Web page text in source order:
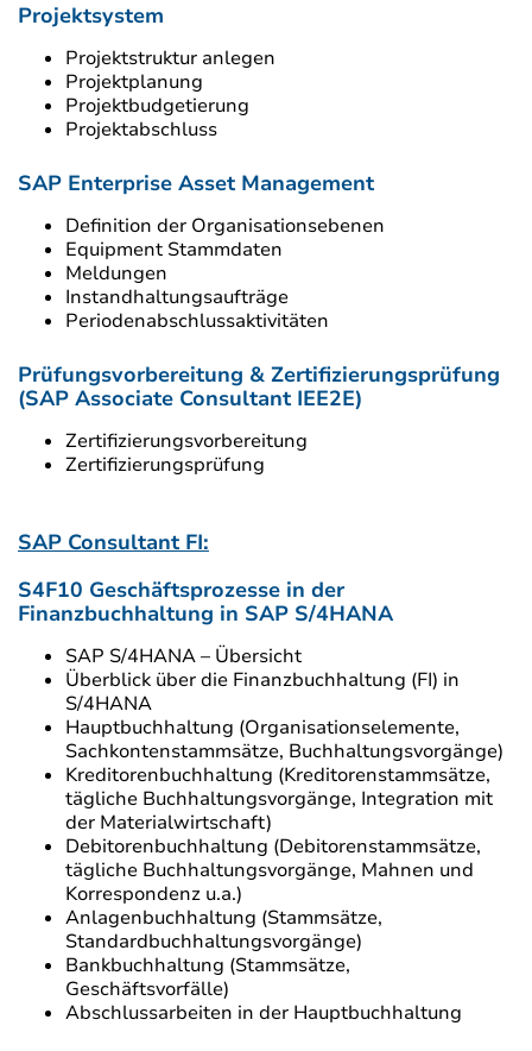
Projektsystem
Projektstruktur anlegen
Projektplanung
Projektbudgetierung
Projektabschluss
SAP Enterprise Asset Management
Definition der Organisationsebenen
Equipment Stammdaten
Meldungen
Instandhaltungsaufträge
Periodenabschlussaktivitäten
Prüfungsvorbereitung & Zertifizierungsprüfung
(SAP Associate Consultant IEE2E)
Zertifizierungsvorbereitung
Zertifizierungsprüfung
SAP Consultant FI:
S4F10 Geschäftsprozesse in der
Finanzbuchhaltung in SAP S/4HANA
SAP S/4HANA – Übersicht
Überblick über die Finanzbuchhaltung (FI) in
S/4HANA
Hauptbuchhaltung (Organisationselemente,
Sachkontenstammsätze, Buchhaltungsvorgänge)
Kreditorenbuchhaltung (Kreditorenstammsätze,
tägliche Buchhaltungsvorgänge, Integration mit
der Materialwirtschaft)
Debitorenbuchhaltung (Debitorenstammsätze,
tägliche Buchhaltungsvorgänge, Mahnen und
Korrespondenz u.a.)
Anlagenbuchhaltung (Stammsätze,
Standardbuchhaltungsvorgänge)
Bankbuchhaltung (Stammsätze,
Geschäftsvorfälle)
Abschlussarbeiten in der Hauptbuchhaltung